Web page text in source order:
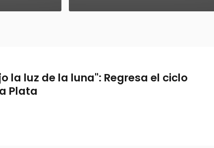
la luz de la luna": Regresa el ciclo
Plata